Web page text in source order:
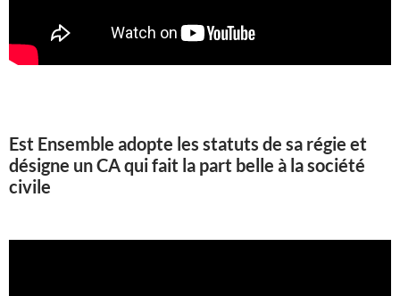
Est Ensemble adopte les statuts de sa régie et
désigne un CA qui fait la part belle à la société
civile